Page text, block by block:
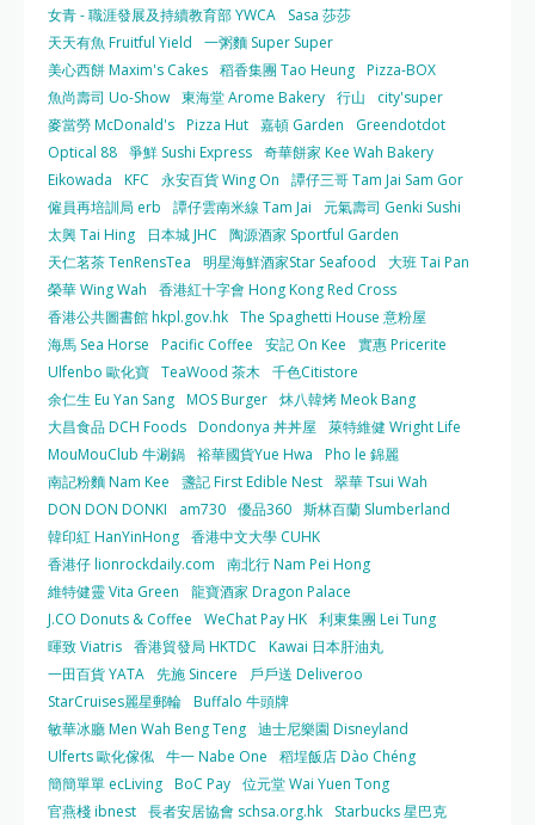
女青 - 職涯發展及持續教育部 YWCA
Sasa 莎莎
天天有魚 Fruitful Yield
一粥麵 Super Super
美心西餅 Maxim's Cakes 稻香集團 Tao Heung Pizza-BOX
魚尚壽司 Uo-Show 東海堂 Arome Bakery 行山
city'super
麥當勞 McDonald's Pizza Hut 嘉頓 Garden
Greendotdot
Optical 88 爭鮮 Sushi Express 奇華餅家 Kee Wah Bakery
Eikowada
KFC 永安百貨 Wing On
譚仔三哥 Tam Jai Sam Gor
僱員再培訓局 erb
譚仔雲南米線 Tam Jai
元氣壽司 Genki Sushi
太興 Tai Hing
日本城 JHC
陶源酒家 Sportful Garden
天仁茗茶 TenRensTea
明星海鮮酒家Star Seafood
大班 Tai Pan
榮華 Wing Wah
香港紅十字會 Hong Kong Red Cross
香港公共圖書館 hkpl.gov.hk The Spaghetti House 意粉屋
海馬 Sea Horse
Pacific Coffee 安記 On Kee
實惠 Pricerite
Ulfenbo 歐化寶 TeaWood 茶木 千色Citistore
余仁生 Eu Yan Sang MOS Burger 炑八韓烤 Meok Bang
大昌食品 DCH Foods Dondonya 丼丼屋
萊特維健 Wright Life
MouMouClub 牛涮鍋 裕華國貨Yue Hwa
Pho le 錦麗
南記粉麵 Nam Kee
盞記 First Edible Nest 翠華 Tsui Wah
DON DON DONKI
am730 優品360 斯林百蘭 Slumberland
韓印紅 HanYinHong 香港中文大學 CUHK
香港仔 lionrockdaily.com
南北行 Nam Pei Hong
維特健靈 Vita Green
龍寶酒家 Dragon Palace
J.CO Donuts & Coffee
WeChat Pay HK 利東集團 Lei Tung
暉致 Viatris 香港貿發局 HKTDC
Kawai 日本肝油丸
一田百貨 YATA 先施 Sincere
戶戶送 Deliveroo
StarCruises麗星郵輪 Buffalo 牛頭牌
敏華冰廳 Men Wah Beng Teng 迪士尼樂園 Disneyland
Ulferts 歐化傢俬 牛一 Nabe One
稻埕飯店 Dào Chéng
簡簡單單 ecLiving BoC Pay 位元堂 Wai Yuen Tong
官燕棧 ibnest 長者安居協會 schsa.org.hk Starbucks 星巴克